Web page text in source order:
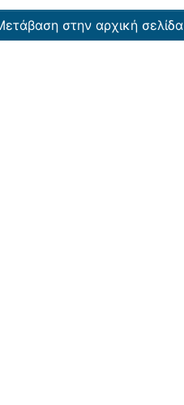
στην αρχική σελίδα